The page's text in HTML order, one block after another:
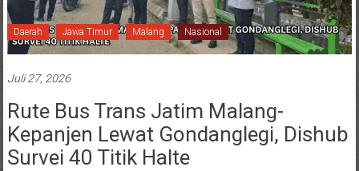
Daerah Jawa Timur Malang Nasional
Juli 27, 2026
Rute Bus Trans Jatim Malang-
Kepanjen Lewat Gondanglegi, Dishub
Survei 40 Titik Halte